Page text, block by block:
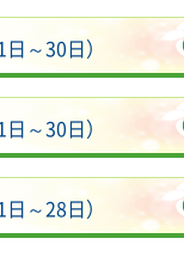
～30日）
～30日）
～28日）